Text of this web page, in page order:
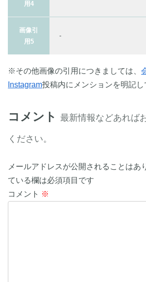
用4
画像引
用5
-
※その他画像の引用につきましては、
Instagram投稿内にメンションを明記し
コメント 最新情報などあれば
ください。
メールアドレスが公開されることはあ
ている欄は必須項目です
コメント ※